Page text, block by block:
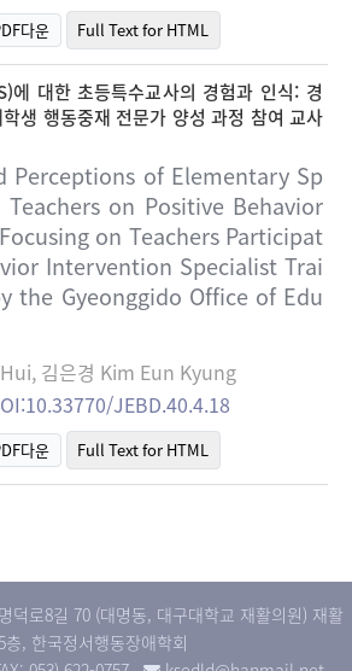
다운 Full Text for HTML
에 대한 초등특수교사의 경험과 인식: 경
생 행동중재 전문가 양성 과정 참여 교사
Perceptions of Elementary Sp
on Positive Behavior
on Teachers Participat
Intervention Specialist Trai
the Gyeonggido Office of Edu
김은경 Kim Eun Kyung
JEBD.40.4.18
다운 Full Text for HTML
덕로8길 70 (대명동, 대구대학교 재활의원) 재활
층, 한국정서행동장애학회